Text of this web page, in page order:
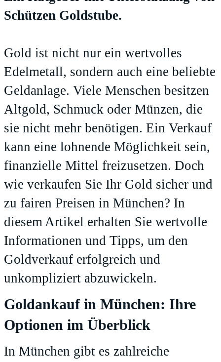
Schützen Goldstube.
Gold ist nicht nur ein wertvolles
Edelmetall, sondern auch eine beliebte
Geldanlage. Viele Menschen besitzen
Altgold, Schmuck oder Münzen, die
sie nicht mehr benötigen. Ein Verkauf
kann eine lohnende Möglichkeit sein,
finanzielle Mittel freizusetzen. Doch
wie verkaufen Sie Ihr Gold sicher und
zu fairen Preisen in München? In
diesem Artikel erhalten Sie wertvolle
Informationen und Tipps, um den
Goldverkauf erfolgreich und
unkompliziert abzuwickeln.
Goldankauf in München: Ihre
Optionen im Überblick
In München gibt es zahlreiche